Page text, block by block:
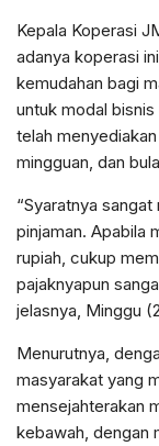
Kepala Koperasi
adanya koperasi
kemudahan bagi
untuk modal
telah
mingguan, dan
“Syaratnya
pinjaman. Apabila
rupiah, cukup
pajaknyapun
jelasnya, Minggu
Menurutnya,
masyarakat yang
mensejahterakan
kebawah, dengan